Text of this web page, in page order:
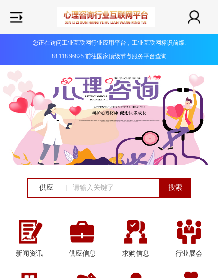
您正在访问工业互联网行业应用平台，工业互联网标识前缀:
88.118.96825 前往国家顶级节点服务平台查询
供应 搜索
新闻资讯 供应信息 求购信息 行业展会